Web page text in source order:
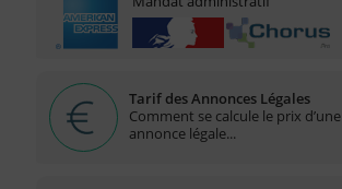
Tarif des Annonces Légales
Comment se calcule le prix d’une
annonce légale...